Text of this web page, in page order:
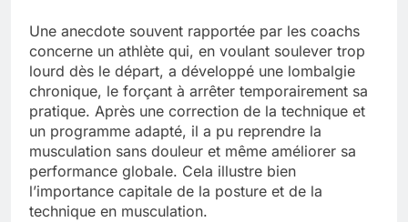
Une anecdote souvent rapportée par les coachs
concerne un athlète qui, en voulant soulever trop
lourd dès le départ, a développé une lombalgie
chronique, le forçant à arrêter temporairement sa
pratique. Après une correction de la technique et
un programme adapté, il a pu reprendre la
musculation sans douleur et même améliorer sa
performance globale. Cela illustre bien
l’importance capitale de la posture et de la
technique en musculation.